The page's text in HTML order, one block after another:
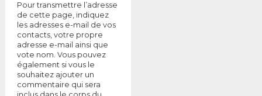
Pour transmettre l’adresse
de cette page, indiquez
les adresses e-mail de vos
contacts, votre propre
adresse e-mail ainsi que
vote nom. Vous pouvez
également si vous le
souhaitez ajouter un
commentaire qui sera